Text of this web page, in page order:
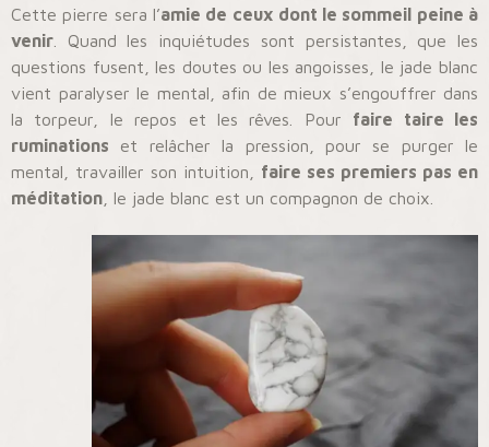
Cette pierre sera l’amie de ceux dont le sommeil peine à
venir . Quand les inquiétudes sont persistantes, que les
questions fusent, les doutes ou les angoisses, le jade blanc
vient paralyser le mental, afin de mieux s’engouffrer dans
la torpeur, le repos et les rêves. Pour faire taire les
ruminations et relâcher la pression, pour se purger le
mental, travailler son intuition, faire ses premiers pas en
méditation , le jade blanc est un compagnon de choix.